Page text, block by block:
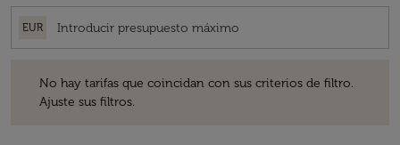
EUR
No hay tarifas que coincidan con sus criterios de filtro.
Ajuste sus filtros.